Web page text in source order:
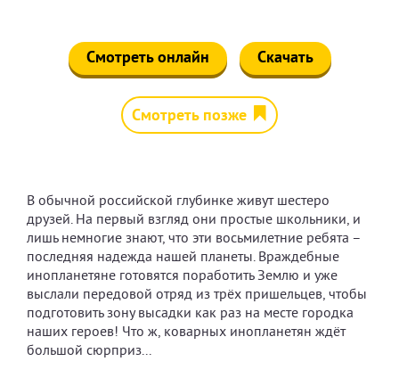
Смотреть онлайн Скачать
Смотреть позже
В обычной российской глубинке живут шестеро
друзей. На первый взгляд они простые школьники, и
лишь немногие знают, что эти восьмилетние ребята –
последняя надежда нашей планеты. Враждебные
инопланетяне готовятся поработить Землю и уже
выслали передовой отряд из трёх пришельцев, чтобы
подготовить зону высадки как раз на месте городка
наших героев! Что ж, коварных инопланетян ждёт
большой сюрприз...